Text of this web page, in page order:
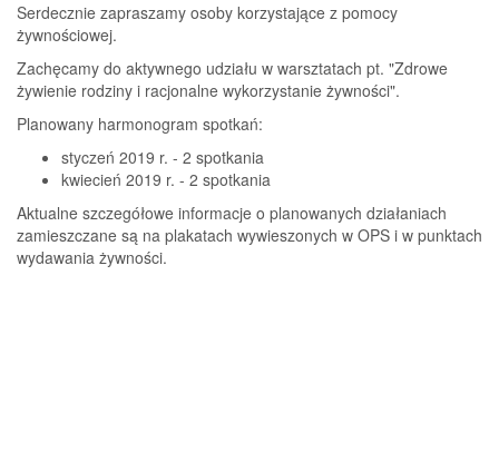
Serdecznie zapraszamy osoby korzystające z pomocy
żywnościowej.
Zachęcamy do aktywnego udziału w warsztatach pt. "Zdrowe
żywienie rodziny i racjonalne wykorzystanie żywności".
Planowany harmonogram spotkań:
styczeń 2019 r. - 2 spotkania
kwiecień 2019 r. - 2 spotkania
Aktualne szczegółowe informacje o planowanych działaniach
zamieszczane są na plakatach wywieszonych w OPS i w punktach
wydawania żywności.